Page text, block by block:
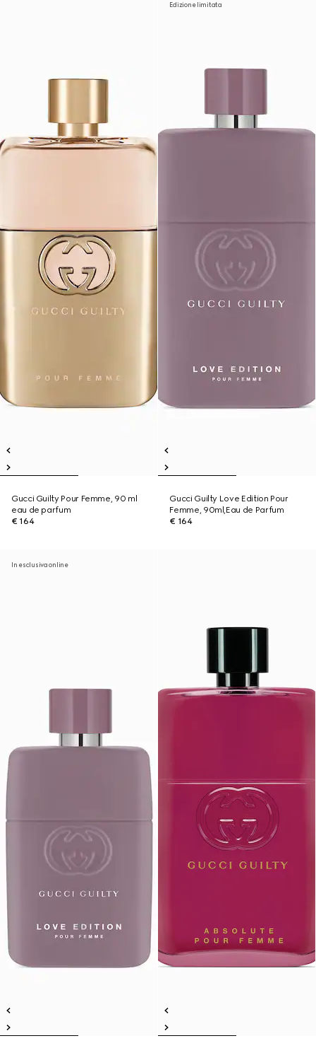
Gucci Guilty Pour Femme, 90 ml
eau de parfum
€ 164
Edizione limitata
Gucci Guilty Love Edition Pour
Femme, 90ml,Eau de Parfum
€ 164
In esclusiva online